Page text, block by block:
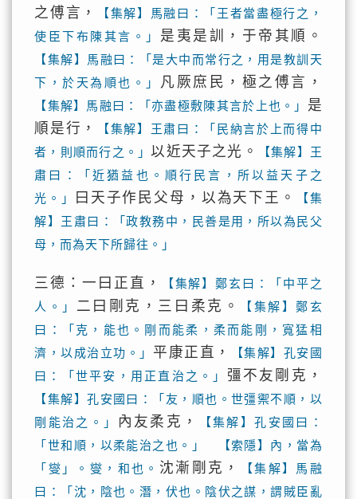
之傅言，
【集解】馬融曰：「王者當盡極行之，
使臣下布陳其言。」 是夷是訓，于帝其順。
【集解】馬融曰：「是大中而常行之，用是教訓天
下，於天為順也。」 凡厥庶民，極之傅言，
【集解】馬融曰：「亦盡極敷陳其言於上也。」 是
順是行，
【集解】王肅曰：「民納言於上而得中
者，則順而行之。」以近天子之光。
【集解】王
肅曰：「近猶益也。順行民言，所以益天子之
光。」
曰天子作民父母，以為天下王。
【集
解】王肅曰：「政教務中，民善是用，所以為民父
母，而為天下所歸往。」
三德：一曰正直，
【集解】鄭玄曰：「中平之
人。」 二曰剛克，三曰柔克。
【集解】鄭玄
曰：「克，能也。剛而能柔，柔而能剛，寬猛相
濟，以成治立功。」 平康正直，
【集解】孔安國
曰：「世平安，用正直治之。」 彊不友剛克，
【集解】孔安國曰：「友，順也。世彊禦不順，以
剛能治之。」
內友柔克，
【集解】孔安國曰：
「世和順，以柔能治之也。」 【索隱】內，當為
「燮」。燮，和也。 沈漸剛克，
【集解】馬融
曰：「沈，陰也。潛，伏也。陰伏之謀，謂賊臣亂